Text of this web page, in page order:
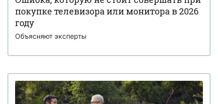
покупке телевизора или монитора в 2026
году
Объясняют эксперты